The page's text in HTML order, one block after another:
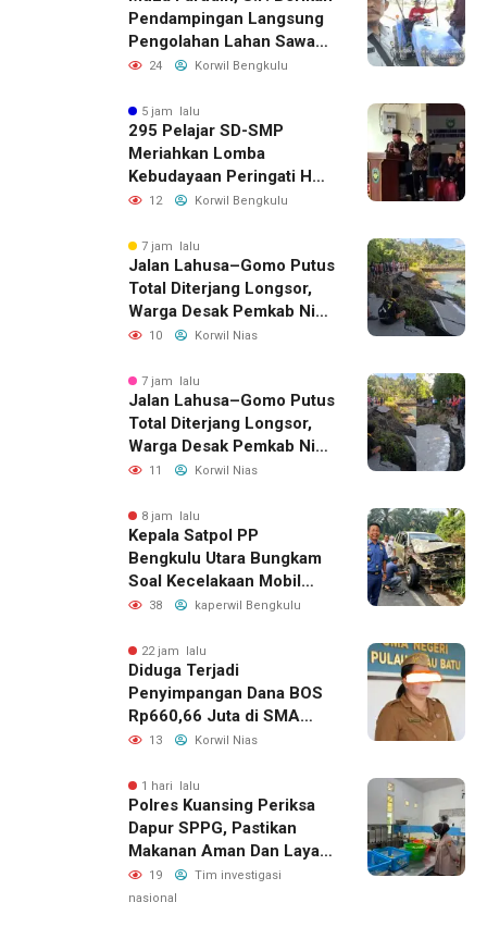
Pendampingan Langsung
Pengolahan Lahan Sawah
di Seginim
24 Korwil Bengkulu
5 jam lalu
295 Pelajar SD-SMP
Meriahkan Lomba
Kebudayaan Peringati HUT
RI Ke-81 di Bengkulu
12 Korwil Bengkulu
7 jam lalu
Jalan Lahusa–Gomo Putus
Total Diterjang Longsor,
Warga Desak Pemkab Nias
Selatan Bergerak Cepat
10 Korwil Nias
7 jam lalu
Jalan Lahusa–Gomo Putus
Total Diterjang Longsor,
Warga Desak Pemkab Nias
Selatan Bergerak Cepat
11 Korwil Nias
8 jam lalu
Kepala Satpol PP
Bengkulu Utara Bungkam
Soal Kecelakaan Mobil
Dinas yang Dikemudikan
38 kaperwil Bengkulu
22 jam lalu
Diduga Terjadi
Penyimpangan Dana BOS
Rp660,66 Juta di SMA
Negeri 1 Pulau-Pulau
Belanja Bernilai Besar Jadi
Sorotan; LSM GEMPUR
Siapkan Laporan ke
Kejaksaan
13 Korwil Nias
1 hari lalu
Polres Kuansing Periksa
Dapur SPPG, Pastikan
Makanan Aman Dan Layak
Dikonsumsi
19
Tim investigasi
nasional